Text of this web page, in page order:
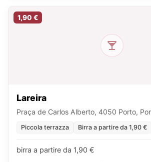
1,90 €
Lareira
Praça de Carlos Alberto, 4050 Porto,
Piccola terrazza Birra a partire da 1,90 €
birra a partire da 1,90 €